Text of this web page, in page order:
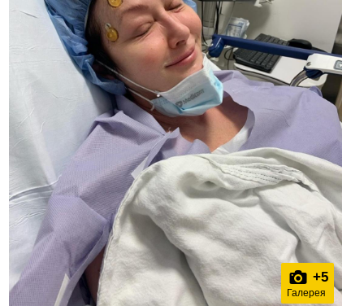
+5
Галерея